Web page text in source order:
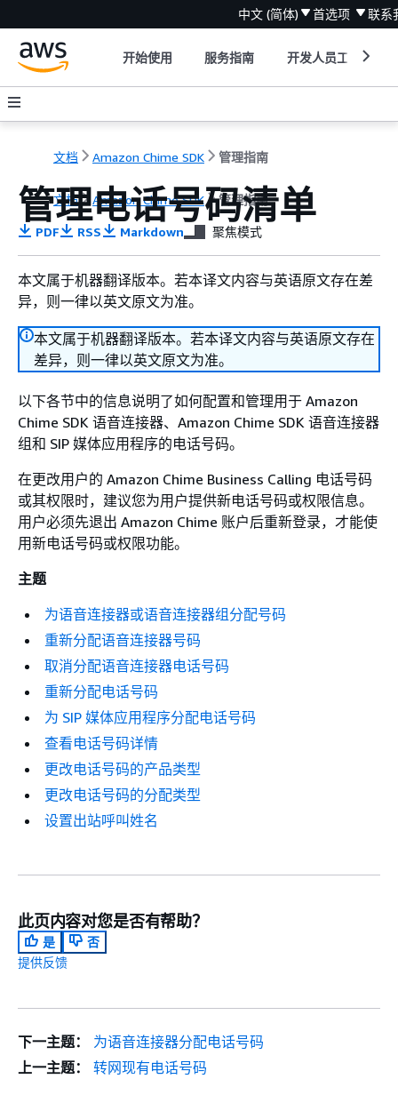
中文 (简体) 首选项 联系
开始使用 服务指南 开发人员工具
文档 Amazon Chime SDK 管理指南
文档 Amazon Chime SDK 管理指南
管理电话号码清单
PDF RSS Markdown 聚焦模式
本文属于机器翻译版本。若本译文内容与英语原文存在差
异，则一律以英文原文为准。
本文属于机器翻译版本。若本译文内容与英语原文存在
差异，则一律以英文原文为准。
以下各节中的信息说明了如何配置和管理用于 Amazon
Chime SDK 语音连接器、Amazon Chime SDK 语音连接器
组和 SIP 媒体应用程序的电话号码。
在更改用户的 Amazon Chime Business Calling 电话号码
或其权限时，建议您为用户提供新电话号码或权限信息。
用户必须先退出 Amazon Chime 账户后重新登录，才能使
用新电话号码或权限功能。
主题
为语音连接器或语音连接器组分配号码
重新分配语音连接器号码
取消分配语音连接器电话号码
重新分配电话号码
为 SIP 媒体应用程序分配电话号码
查看电话号码详情
更改电话号码的产品类型
更改电话号码的分配类型
设置出站呼叫姓名
此页内容对您是否有帮助？
是
否
提供反馈
下一主题：
为语音连接器分配电话号码
上一主题：
转网现有电话号码